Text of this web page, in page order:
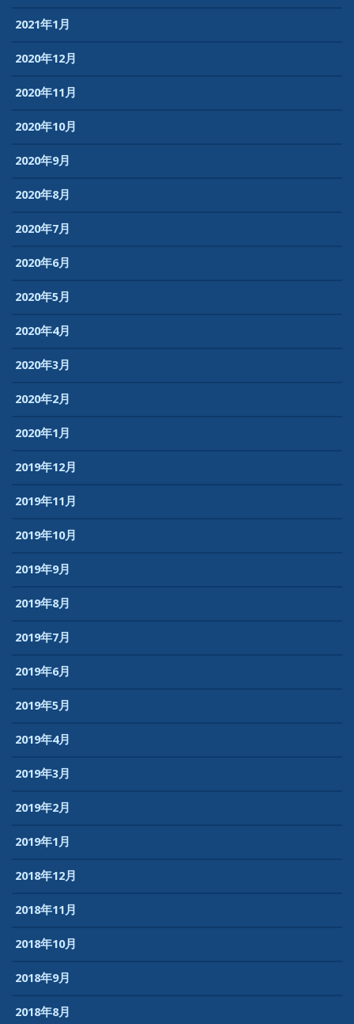
2021年1月
2020年12月
2020年11月
2020年10月
2020年9月
2020年8月
2020年7月
2020年6月
2020年5月
2020年4月
2020年3月
2020年2月
2020年1月
2019年12月
2019年11月
2019年10月
2019年9月
2019年8月
2019年7月
2019年6月
2019年5月
2019年4月
2019年3月
2019年2月
2019年1月
2018年12月
2018年11月
2018年10月
2018年9月
2018年8月